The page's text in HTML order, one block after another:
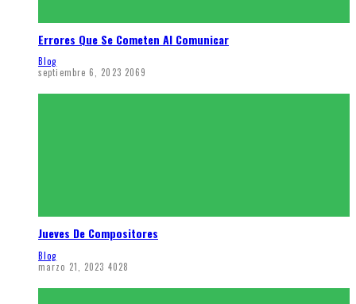
Errores Que Se Cometen Al Comunicar
Blog
septiembre 6, 2023 2069
Jueves De Compositores
Blog
marzo 21, 2023 4028